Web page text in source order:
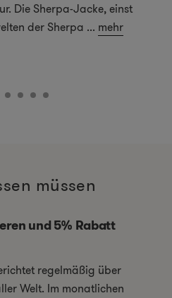
Die Sherpa-Jacke, einst
der Sherpa ... mehr
müssen
und 5% Rabatt
regelmäßig über
Welt. Im monatlichen